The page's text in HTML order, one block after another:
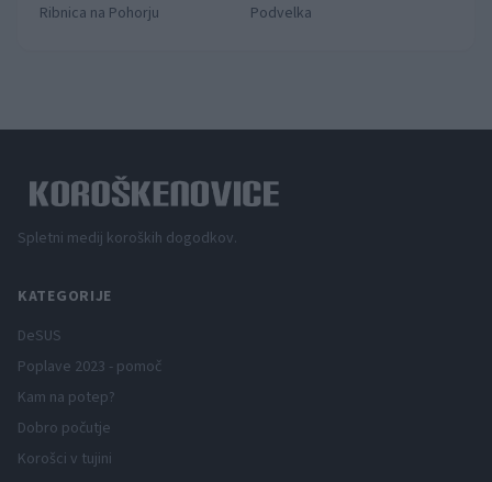
Ribnica na Pohorju
Podvelka
Spletni medij koroških dogodkov.
KATEGORIJE
DeSUS
Poplave 2023 - pomoč
Kam na potep?
Dobro počutje
Korošci v tujini